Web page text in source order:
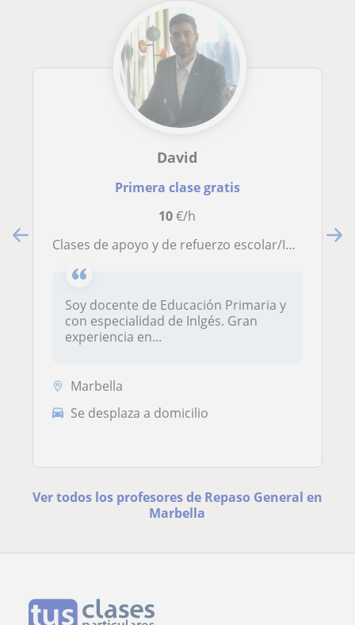
David
Primera clase gratis
10€/h
Clases de apoyo y de refuerzo escolar/Inglés
Soy docente de Educación Primaria y
con especialidad de Inlgés. Gran
experiencia en...
Marbella
Se desplaza a domicilio
Ver todos los profesores de Repaso General en
Marbella